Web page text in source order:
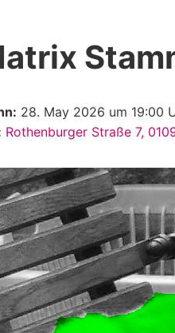
28. May 2026 um 19:00
Rothenburger Straße 7,